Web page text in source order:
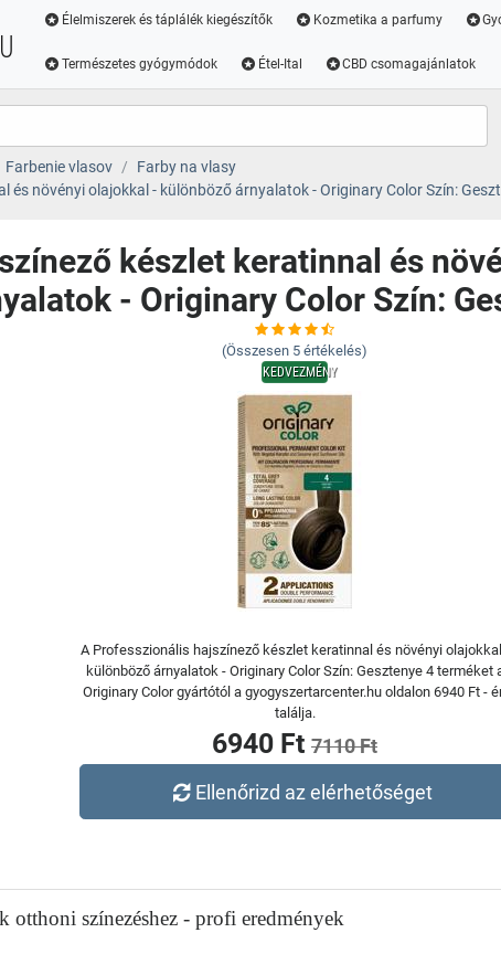
Élelmiszerek és táplálék kiegészítők Kozmetika a parfumy
Természetes gyógymódok Étel-Ital CBD csomagajánlatok
Farbenie vlasov
Farby na vlasy
és növényi olajokkal - különböző árnyalatok - Originary Color Szín:
készlet keratinnal és
- Originary Color Szín:
(Összesen 5 értékelés)
KEDVEZMÉNY
A Professzionális hajszínező készlet keratinnal és növényi
különböző árnyalatok - Originary Color Szín: Gesztenye 4 terméket
Originary Color gyártótól a gyogyszertarcenter.hu oldalon 6940 Ft -
találja.
6940 Ft 7110 Ft
Ellenőrizd az elérhetőséget
otthoni színezéshez - profi eredmények